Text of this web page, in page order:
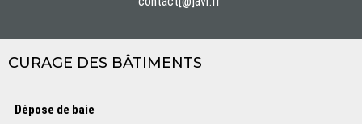
CURAGE DES BÂTIMENTS
Dépose de baie